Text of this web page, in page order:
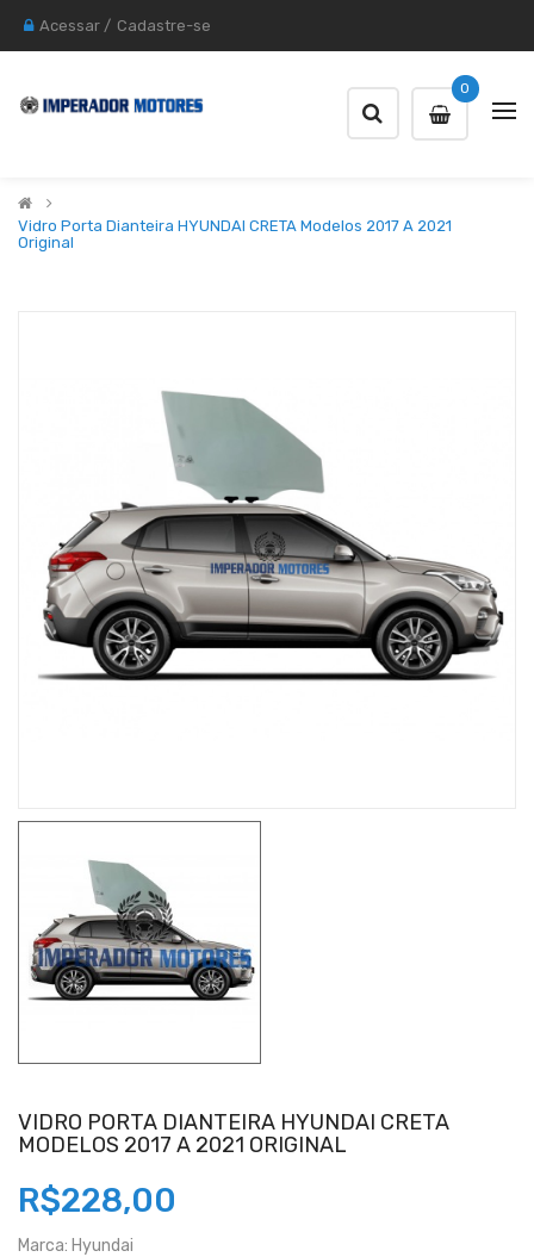
Acessar / Cadastre-se
0
Vidro Porta Dianteira HYUNDAI CRETA Modelos 2017 A 2021
Original
VIDRO PORTA DIANTEIRA HYUNDAI CRETA
MODELOS 2017 A 2021 ORIGINAL
R$228,00
Marca: Hyundai